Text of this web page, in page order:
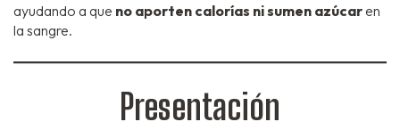
ayudando a que no aporten calorías ni sumen azúcaren
la sangre.
Presentación